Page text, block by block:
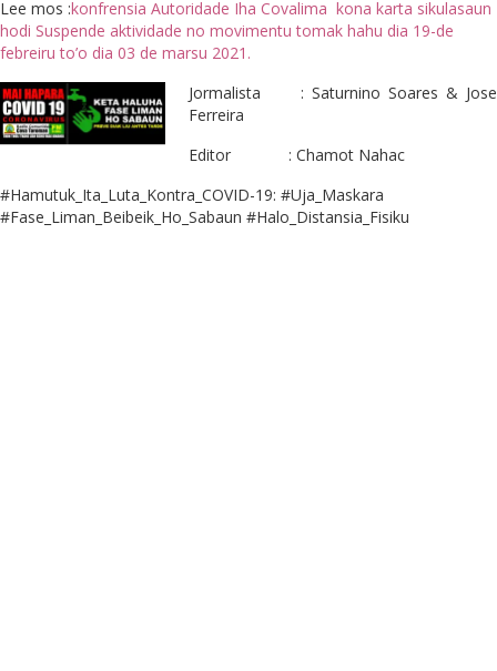
Lee mos :konfrensia Autoridade Iha Covalima kona karta sikulasaun
hodi Suspende aktividade no movimentu tomak hahu dia 19-de
febreiru to’o dia 03 de marsu 2021.
Jormalista : Saturnino Soares & Jose
Ferreira
Editor : Chamot Nahac
#Hamutuk_Ita_Luta_Kontra_COVID-19: #Uja_Maskara
#Fase_Liman_Beibeik_Ho_Sabaun #Halo_Distansia_Fisiku